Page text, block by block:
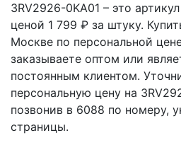
3RV2926-0KA01 – это
ценой 1 799 ₽ за штуку.
Москве по персональной
заказываете оптом или
постоянным клиентом.
персональную цену на
позвонив в 6088 по номеру,
страницы.